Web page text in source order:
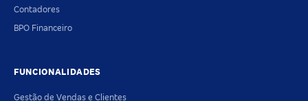
Contadores
BPO Financeiro
FUNCIONALIDADES
Gestão de Vendas e Clientes